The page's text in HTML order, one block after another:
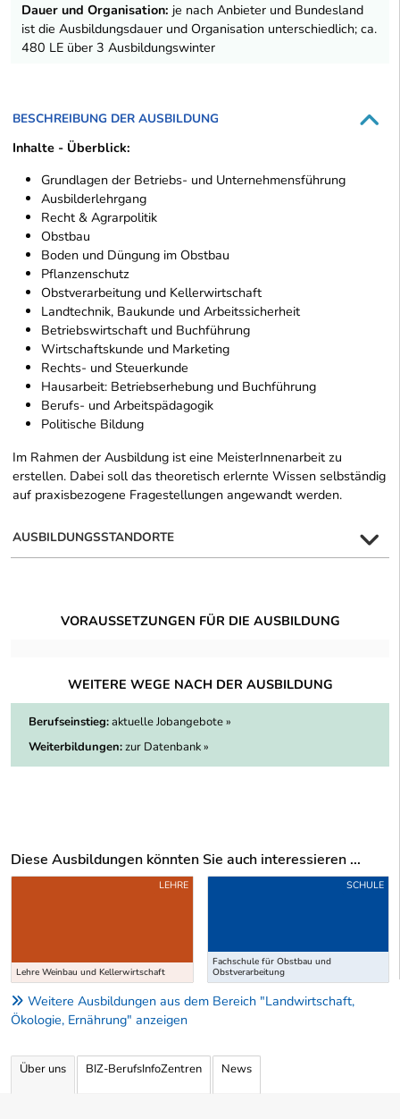
Dauer und Organisation: je nach Anbieter und Bundesland
ist die Ausbildungsdauer und Organisation unterschiedlich; ca.
480 LE über 3 Ausbildungswinter
BESCHREIBUNG DER AUSBILDUNG
Inhalte - Überblick:
Grundlagen der Betriebs- und Unternehmensführung
Ausbilderlehrgang
Recht & Agrarpolitik
Obstbau
Boden und Düngung im Obstbau
Pflanzenschutz
Obstverarbeitung und Kellerwirtschaft
Landtechnik, Baukunde und Arbeitssicherheit
Betriebswirtschaft und Buchführung
Wirtschaftskunde und Marketing
Rechts- und Steuerkunde
Hausarbeit: Betriebserhebung und Buchführung
Berufs- und Arbeitspädagogik
Politische Bildung
Im Rahmen der Ausbildung ist eine MeisterInnenarbeit zu
erstellen. Dabei soll das theoretisch erlernte Wissen selbständig
auf praxisbezogene Fragestellungen angewandt werden.
AUSBILDUNGSSTANDORTE
VORAUSSETZUNGEN FÜR DIE AUSBILDUNG
WEITERE WEGE NACH DER AUSBILDUNG
Berufseinstieg:aktuelle Jobangebote »
Weiterbildungen:zur Datenbank »
Diese Ausbildungen könnten Sie auch interessieren ...
Uber weitere Ausbildungsvorschläge
Lehre Weinbau und Kellerwirtschaft
LEHRE
Fachschule für Obstbau und
Obstverarbeitung
SCHULE
Weitere Ausbildungen aus dem Bereich "Landwirtschaft,
Ökologie, Ernährung" anzeigen
Über uns BIZ-BerufsInfoZentren News